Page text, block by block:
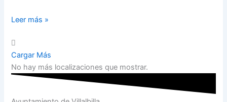
Leer más »
Cargar Más
No hay más localizaciones que mostrar.